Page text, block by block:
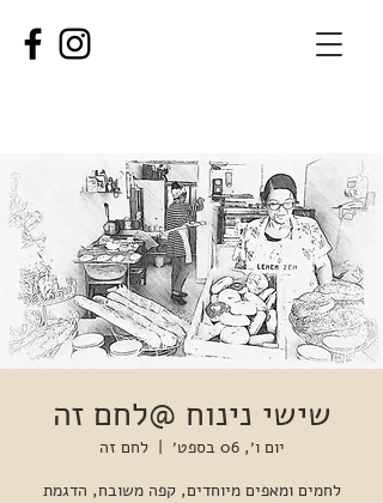
שישי נינוח @לחם זה
יום ו׳, 06 בספט׳
  |
לחם זה
לחמים ומאפים מיוחדים, קפה משובח, הדגמת